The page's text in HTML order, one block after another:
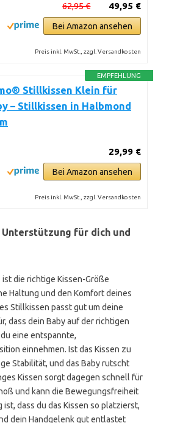
49,95 €
62,95 €
Bei Amazon ansehen
Preis inkl. MwSt., zzgl. Versandkosten
EMPFEHLUNG
Stillkissen Klein für
– Stillkissen in Halbmond
29,99 €
Bei Amazon ansehen
Preis inkl. MwSt., zzgl. Versandkosten
für dich und
die richtige Kissen-Größe
Haltung und den Komfort deines
Stillkissen passt gut um deine
dass dein Baby auf der richtigen
eine entspannte,
einnehmen. Ist das Kissen zu
Stabilität, und das Baby rutscht
Kissen sorgt dagegen schnell für
und kann die Bewegungsfreiheit
ist, dass du das Kissen so platzierst,
dein Handgelenk gut entlastet